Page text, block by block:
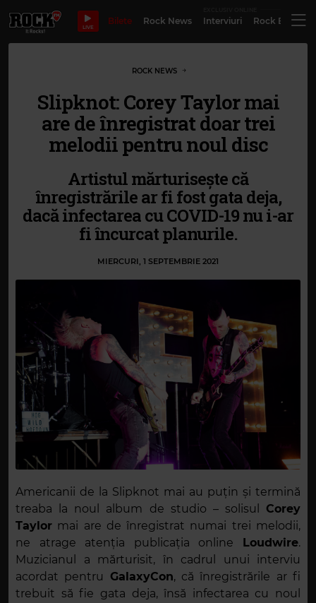
LIVE
Bilete Rock News Interviuri Rock
ROCK NEWS
Slipknot: Corey Taylor mai
are de înregistrat doar trei
melodii pentru noul disc
Artistul mărturisește că
înregistrările ar fi fost gata deja,
dacă infectarea cu COVID-19 nu i-ar
fi încurcat planurile.
MIERCURI, 1 SEPTEMBRIE 2021
Americanii de la Slipknot mai au puțin și termină
treaba la noul album de studio – solisul Corey
Taylor mai are de înregistrat numai trei melodii,
ne atrage atenția publicația online
Loudwire.
Muzicianul a mărturisit, în cadrul unui interviu
acordat pentru GalaxyCon, că înregistrările ar fi
trebuit să fie gata deja, însă infectarea cu noul